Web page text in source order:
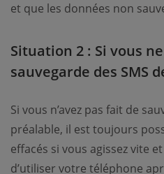
et que les données non
Situation 2 : Si vous
sauvegarde des SMS
Si vous n’avez pas fait de
préalable, il est toujours
effacés si vous agissez vite
d’utiliser votre téléphone